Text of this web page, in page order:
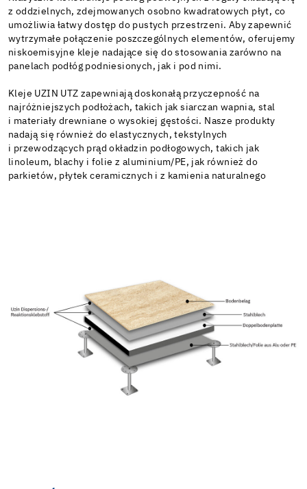
z oddzielnych, zdejmowanych osobno kwadratowych płyt, co
umożliwia łatwy dostęp do pustych przestrzeni. Aby zapewnić
wytrzymałe połączenie poszczególnych elementów, oferujemy
niskoemisyjne kleje nadające się do stosowania zarówno na
panelach podłóg podniesionych, jak i pod nimi.
Kleje UZIN UTZ zapewniają doskonałą przyczepność na
najróżniejszych podłożach, takich jak siarczan wapnia, stal
i materiały drewniane o wysokiej gęstości. Nasze produkty
nadają się również do elastycznych, tekstylnych
i przewodzących prąd okładzin podłogowych, takich jak
linoleum, blachy i folie z aluminium/PE, jak również do
parkietów, płytek ceramicznych i z kamienia naturalnego